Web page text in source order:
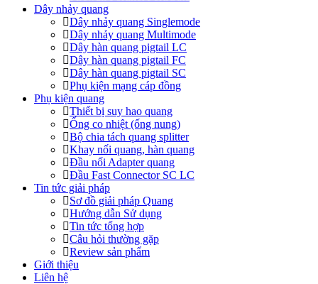
Dây nhảy quang
Dây nhảy quang Singlemode
Dây nhảy quang Multimode
Dây hàn quang pigtail LC
Dây hàn quang pigtail FC
Dây hàn quang pigtail SC
Phụ kiện mạng cáp đồng
Phụ kiện quang
Thiết bị suy hao quang
Ống co nhiệt (ống nung)
Bộ chia tách quang splitter
Khay nối quang, hàn quang
Đầu nối Adapter quang
Đầu Fast Connector SC LC
Tin tức giải pháp
Sơ đồ giải pháp Quang
Hướng dẫn Sử dụng
Tin tức tổng hợp
Câu hỏi thường gặp
Review sản phẩm
Giới thiệu
Liên hệ